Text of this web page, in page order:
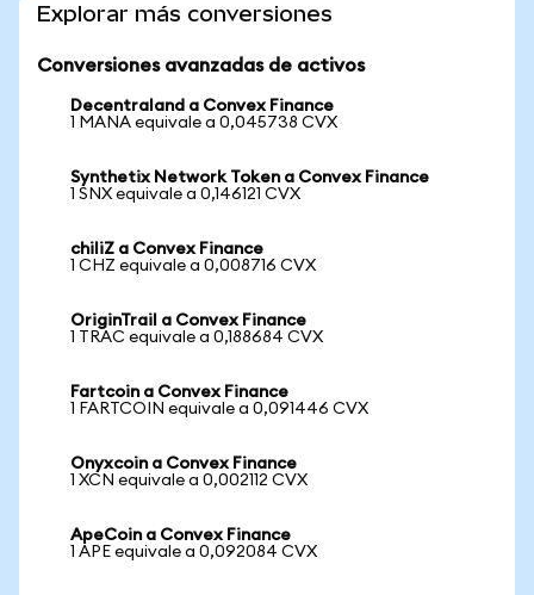
Explorar más conversiones
Conversiones avanzadas de activos
Decentraland a Convex Finance
1 MANA equivale a 0,045738 CVX
Synthetix Network Token a Convex Finance
1 SNX equivale a 0,146121 CVX
chiliZ a Convex Finance
1 CHZ equivale a 0,008716 CVX
OriginTrail a Convex Finance
1 TRAC equivale a 0,188684 CVX
Fartcoin a Convex Finance
1 FARTCOIN equivale a 0,091446 CVX
Onyxcoin a Convex Finance
1 XCN equivale a 0,002112 CVX
ApeCoin a Convex Finance
1 APE equivale a 0,092084 CVX